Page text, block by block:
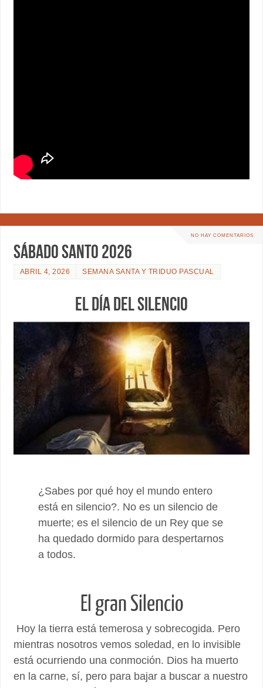
NO HAY COMENTARIOS
SÁBADO SANTO 2026
ABRIL 4, 2026 SEMANA SANTA Y TRIDUO PASCUAL
EL DÍA DEL SILENCIO
¿Sabes por qué hoy el mundo entero
está en silencio?. No es un silencio de
muerte; es el silencio de un Rey que se
ha quedado dormido para despertarnos
a todos.
El gran Silencio
Hoy la tierra está temerosa y sobrecogida. Pero
mientras nosotros vemos soledad, en lo invisible
está ocurriendo una conmoción. Dios ha muerto
en la carne, sí, pero para bajar a buscar a nuestro